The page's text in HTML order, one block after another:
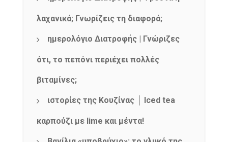
λαχανικά; Γνωρίζεις τη διαφορά;
ημερολόγιο Διατροφής | Γνώριζες
ότι, το πεπόνι περιέχει πολλές
βιταμίνες;
ιστορίες της Κουζίνας │ Iced tea
καρπούζι με lime και μέντα!